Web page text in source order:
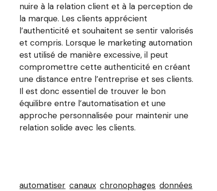
nuire à la relation client et à la perception de
la marque. Les clients apprécient
l’authenticité et souhaitent se sentir valorisés
et compris. Lorsque le marketing automation
est utilisé de manière excessive, il peut
compromettre cette authenticité en créant
une distance entre l’entreprise et ses clients.
Il est donc essentiel de trouver le bon
équilibre entre l’automatisation et une
approche personnalisée pour maintenir une
relation solide avec les clients.
automatiser canaux chronophages données